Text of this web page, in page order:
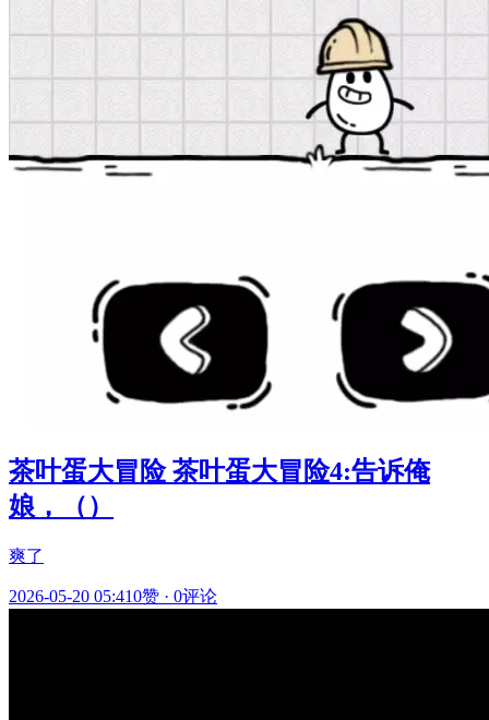
茶叶蛋大冒险 茶叶蛋大冒险4:告诉俺
娘，（）
爽了
2026-05-20 05:410赞 · 0评论